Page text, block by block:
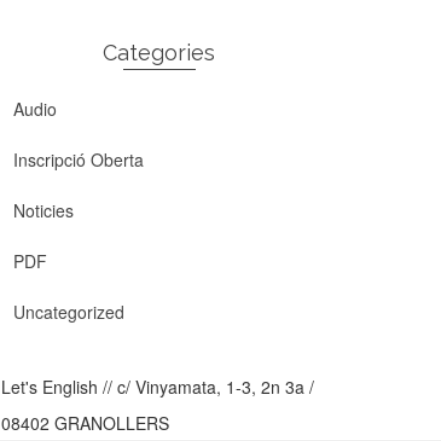
Categories
Audio
Inscripció Oberta
Noticies
PDF
Uncategorized
Let's English // c/ Vinyamata, 1-3, 2n 3a /
08402 GRANOLLERS